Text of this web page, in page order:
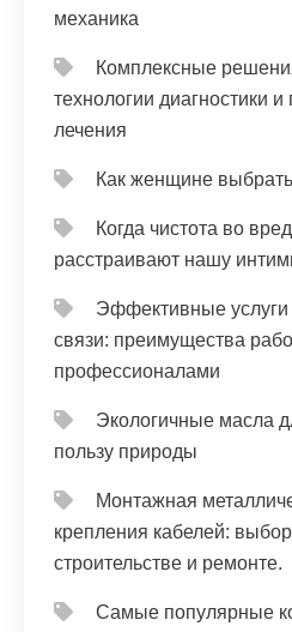
механика
Комплексные
технологии диагностики
лечения
Как женщине
Когда чистота во
расстраивают нашу
Эффективные услуги
связи: преимущества
профессионалами
Экологичные масла
пользу природы
Монтажная
крепления кабелей:
строительстве и ремонте.
Самые популярные